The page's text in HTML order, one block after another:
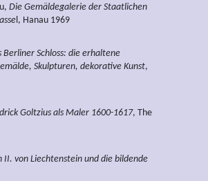
Die Gemäldegalerie der Staatlichen
l, Hanau 1969
Berliner Schloss: die erhaltene
Skulpturen, dekorative Kunst,
Goltzius als Maler 1600-1617, The
II. von Liechtenstein und die bildende